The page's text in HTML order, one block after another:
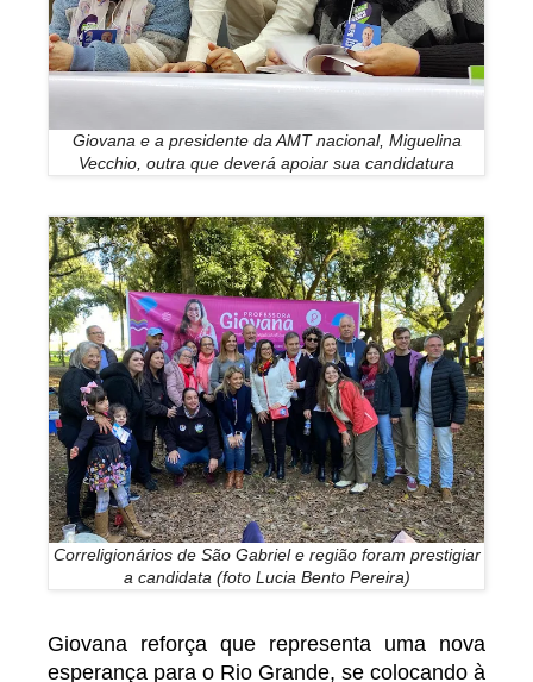
Giovana e a presidente da AMT nacional, Miguelina
Vecchio, outra que deverá apoiar sua candidatura
Correligionários de São Gabriel e região foram prestigiar
a candidata (foto Lucia Bento Pereira)
Giovana reforça que representa uma nova
esperança para o Rio Grande, se colocando à